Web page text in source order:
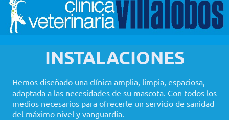
INSTALACIONES
Hemos diseñado una clínica amplia, limpia, espaciosa,
adaptada a las necesidades de su mascota. Con todos los
medios necesarios para ofrecerle un servicio de sanidad
del máximo nivel y vanguardia.